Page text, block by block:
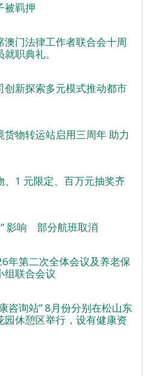
被羁押
澳门法律工作者联合会十周
职典礼。
创新探索多元模式推动都市
物转运站启用三周年 助力
、1 元限定、百万元抽奖齐
影响 部分航班取消
年第二次全体会议及养老保
组联合会议
咨询站” 8月份分别在松山东
园休憩区举行，设有健康资